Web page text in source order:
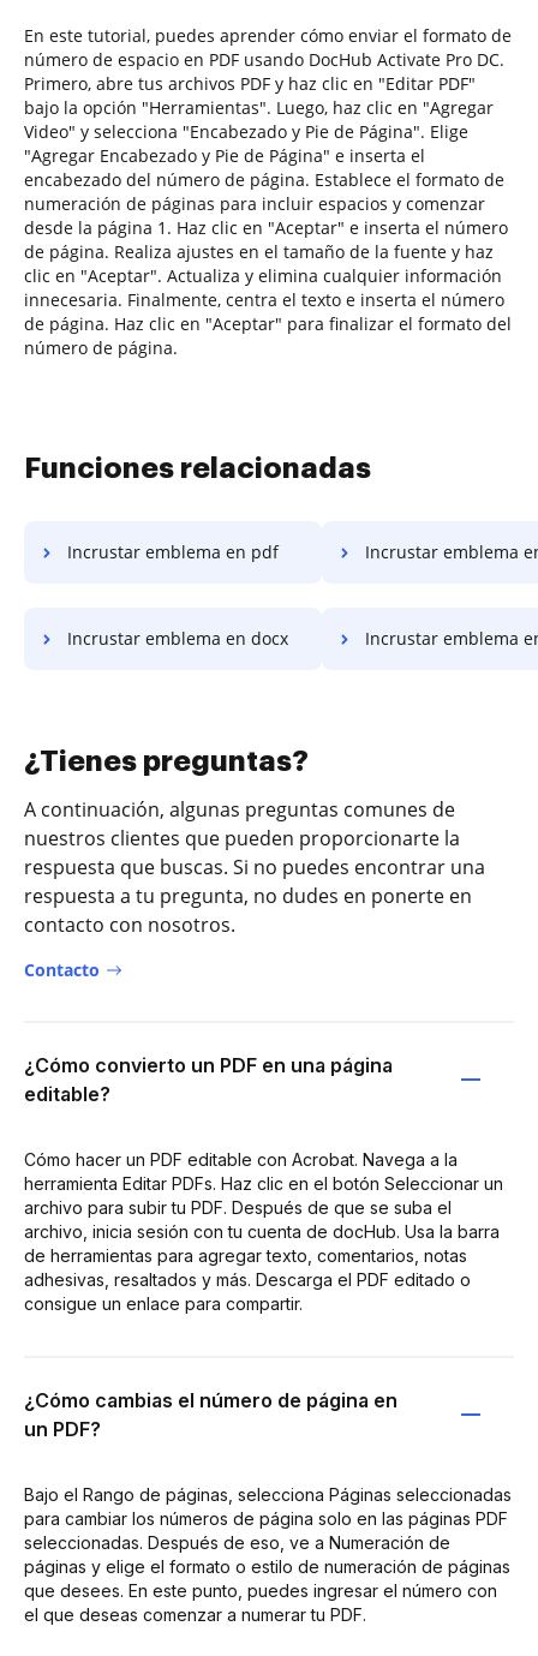
En este tutorial, puedes aprender cómo enviar el formato de
número de espacio en PDF usando DocHub Activate Pro DC.
Primero, abre tus archivos PDF y haz clic en "Editar PDF"
bajo la opción "Herramientas". Luego, haz clic en "Agregar
Video" y selecciona "Encabezado y Pie de Página". Elige
"Agregar Encabezado y Pie de Página" e inserta el
encabezado del número de página. Establece el formato de
numeración de páginas para incluir espacios y comenzar
desde la página 1. Haz clic en "Aceptar" e inserta el número
de página. Realiza ajustes en el tamaño de la fuente y haz
clic en "Aceptar". Actualiza y elimina cualquier información
innecesaria. Finalmente, centra el texto e inserta el número
de página. Haz clic en "Aceptar" para finalizar el formato del
número de página.
Funciones relacionadas
Incrustar emblema en pdf Incrustar emblema
Incrustar emblema en docx Incrustar emblema
¿Tienes preguntas?
A continuación, algunas preguntas comunes de
nuestros clientes que pueden proporcionarte la
respuesta que buscas. Si no puedes encontrar una
respuesta a tu pregunta, no dudes en ponerte en
contacto con nosotros.
Contacto
¿Cómo convierto un PDF en una página
editable?
Cómo hacer un PDF editable con Acrobat. Navega a la
herramienta Editar PDFs. Haz clic en el botón Seleccionar un
archivo para subir tu PDF. Después de que se suba el
archivo, inicia sesión con tu cuenta de docHub. Usa la barra
de herramientas para agregar texto, comentarios, notas
adhesivas, resaltados y más. Descarga el PDF editado o
consigue un enlace para compartir.
¿Cómo cambias el número de página en
un PDF?
Bajo el Rango de páginas, selecciona Páginas seleccionadas
para cambiar los números de página solo en las páginas PDF
seleccionadas. Después de eso, ve a Numeración de
páginas y elige el formato o estilo de numeración de páginas
que desees. En este punto, puedes ingresar el número con
el que deseas comenzar a numerar tu PDF.